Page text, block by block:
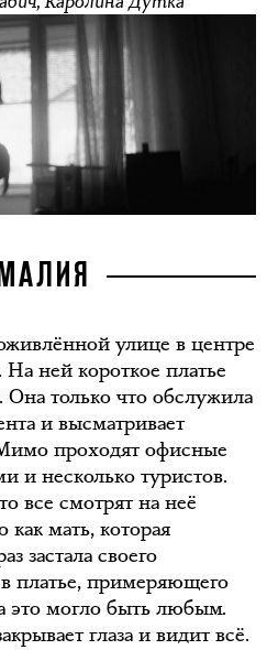
улице в центре
ней короткое платье
только что обслужила
и высматривает
проходят офисные
и несколько туристов.
все смотрят на неё
мать, которая
застала своего
платье, примеряющего
это могло быть любым.
глаза и видит всё.